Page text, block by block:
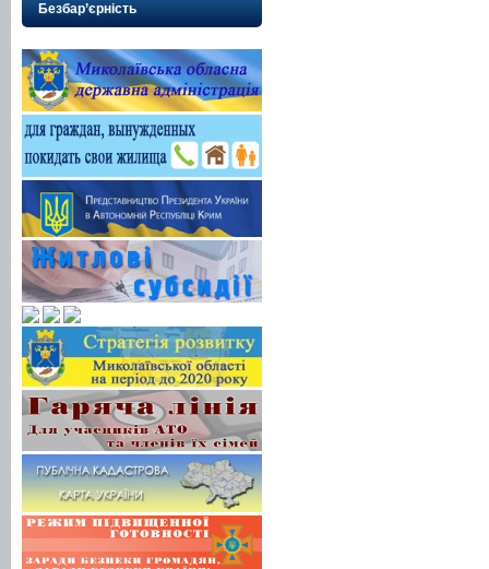
Безбар’єрність